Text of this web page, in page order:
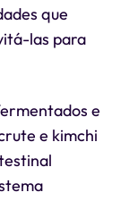
que
las para
e
e kimchi